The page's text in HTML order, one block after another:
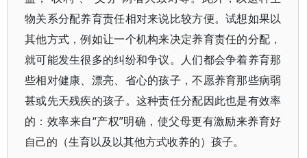
物关系分配养育责任相对来说比较方便。试想如果以
其他方式，例如让一个机构来决定养育责任的分配，
就可能发生很多的纠纷和争议。人们都会争着养育那
些相对健康、漂亮、省心的孩子，不愿养育那些病弱
甚或先天残疾的孩子。这种责任分配因此也是有效率
的：效率来自“产权”明确，使父母更有激励来养育好
自己的（生育以及以其他方式收养的）孩子。